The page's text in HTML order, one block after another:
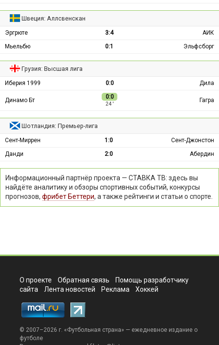
Швеция: Аллсвенскан
Эргрюте 3:4
АИК
Мьельбю
0:1 Эльфсборг
Грузия: Высшая лига
Иберия 1999 0:0 Дила
Динамо Бт 0:0
24 ′
Гагра
Шотландия: Премьер-лига
Сент-Миррен 1:0
Сент-Джонстон
Данди
2:0 Абердин
Информационный партнёр проекта — СТАВКА ТВ: здесь вы
найдёте аналитику и обзоры спортивных событий, конкурсы
прогнозов, фрибет Беттери, а также рейтинги и статьи о спорте.
О проекте Обратная связь
Помощь разработчику
сайта
Лента новостей Реклама Хоккей
© 2007–2026 г. «Футбольная страна» — ежедневное издание о
футболе